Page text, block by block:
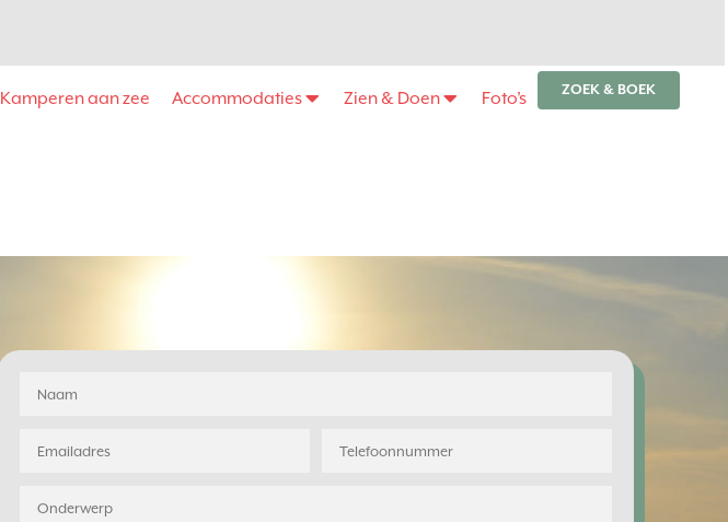
Kamperen aan zee Accommodaties Zien & Doen Foto’s ZOEK & BOEK